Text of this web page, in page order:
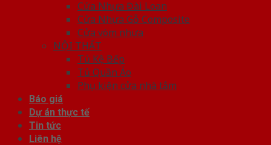
Cửa Nhựa Đài Loan
Cửa Nhựa Gỗ Composite
Cửa vòm nhựa
NỘI THẤT
Tủ Kệ Bếp
Tủ Quần Áo
Phụ kiện cửa nhà tắm
Báo giá
Dự án thực tế
Tin tức
Liên hệ